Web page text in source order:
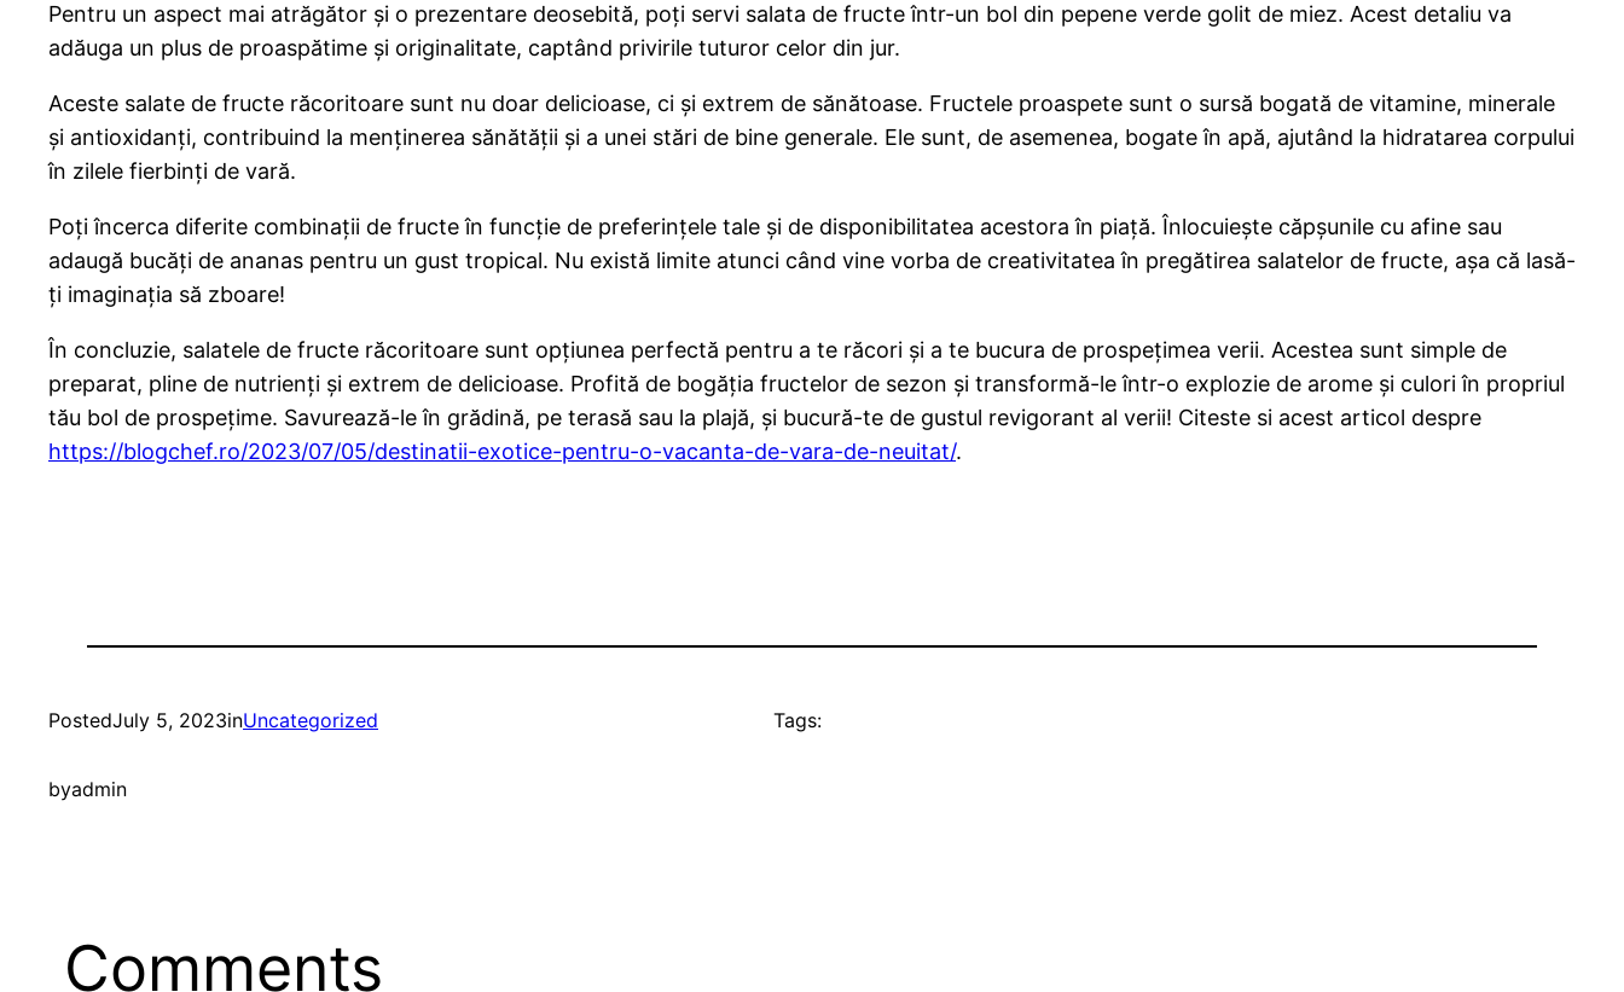
Pentru un aspect mai atrăgător și o prezentare deosebită, poți servi salata de fructe într-un bol din pepene verde golit de miez. Acest detaliu va
adăuga un plus de proaspătime și originalitate, captând privirile tuturor celor din jur.
Aceste salate de fructe răcoritoare sunt nu doar delicioase, ci și extrem de sănătoase. Fructele proaspete sunt o sursă bogată de vitamine, minerale
și antioxidanți, contribuind la menținerea sănătății și a unei stări de bine generale. Ele sunt, de asemenea, bogate în apă, ajutând la hidratarea corpului
în zilele fierbinți de vară.
Poți încerca diferite combinații de fructe în funcție de preferințele tale și de disponibilitatea acestora în piață. Înlocuiește căpșunile cu afine sau
adaugă bucăți de ananas pentru un gust tropical. Nu există limite atunci când vine vorba de creativitatea în pregătirea salatelor de fructe, așa că lasă-
ți imaginația să zboare!
În concluzie, salatele de fructe răcoritoare sunt opțiunea perfectă pentru a te răcori și a te bucura de prospețimea verii. Acestea sunt simple de
preparat, pline de nutrienți și extrem de delicioase. Profită de bogăția fructelor de sezon și transformă-le într-o explozie de arome și culori în propriul
tău bol de prospețime. Savurează-le în grădină, pe terasă sau la plajă, și bucură-te de gustul revigorant al verii! Citeste si acest articol despre
https://blogchef.ro/2023/07/05/destinatii-exotice-pentru-o-vacanta-de-vara-de-neuitat/.
PostedJuly 5, 2023inUncategorized
byadmin
Tags:
Comments